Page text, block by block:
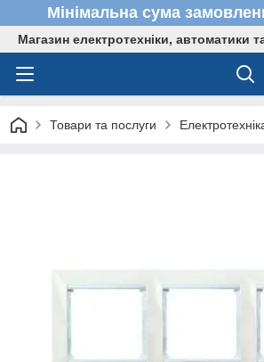
Мінімальна сума
Магазин електротехніки, автоматики та
Товари та послуги